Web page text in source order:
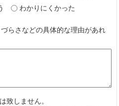
わかりにくかった
らさなどの具体的な理由があれ
致しません。